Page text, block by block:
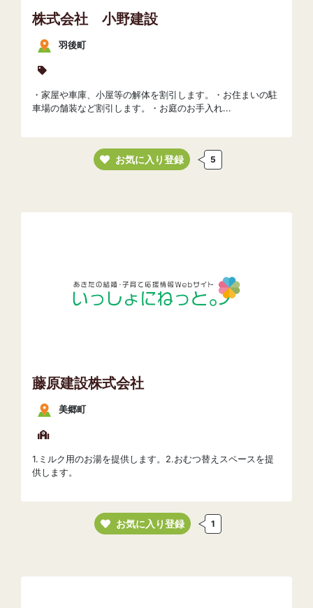
株式会社 小野建設
羽後町
・家屋や車庫、小屋等の解体を割引します。・お住まいの駐
車場の舗装など割引します。・お庭のお手入れ...
お気に入り登録 5
藤原建設株式会社
美郷町
1.ミルク用のお湯を提供します。2.おむつ替えスペースを提
供します。
お気に入り登録 1